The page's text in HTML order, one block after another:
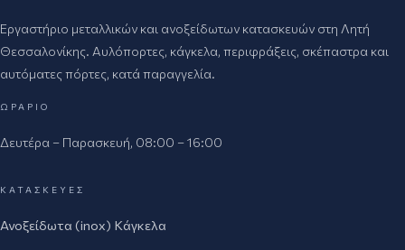
Εργαστήριο μεταλλικών και ανοξείδωτων κατασκευών στη Λητή
Θεσσαλονίκης. Αυλόπορτες, κάγκελα, περιφράξεις, σκέπαστρα και
αυτόματες πόρτες, κατά παραγγελία.
ΩΡΆΡΙΟ
Δευτέρα – Παρασκευή, 08:00 – 16:00
ΚΑΤΑΣΚΕΥΈΣ
Ανοξείδωτα (inox) Κάγκελα